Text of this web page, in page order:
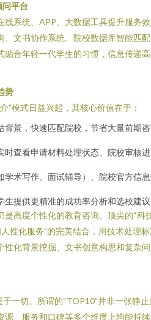
平台
系统、APP、大数据工具提升服务
、文书协作系统、院校数据库智能匹
合年轻一代学生的习惯，信息传递高
势
”模式日益兴起，其核心价值在于：
背景，快速匹配院校，节省大量前期
时查看申请材料处理状态、院校审核
学术写作、面试辅导）、院校官方信
生提供更精准的成功率分析和选校建
高度个性化的教育咨询。顶尖的“科
性化服务”的完美结合，用技术处理
性化背景挖掘、文书创意构思和复杂
一切。所谓的“TOP10”并非一张静止
源、服务和口碑等多个维度上均能持